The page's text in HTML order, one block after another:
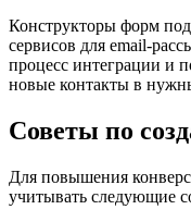
Конструкторы форм
сервисов для email-
процесс интеграции и
новые контакты в
Советы по
Для повышения
учитывать следующие